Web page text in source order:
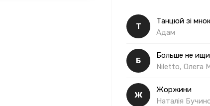
Т
Танцюй зі
Адам
Б
Больше не
Ж
Жоржини
Наталія